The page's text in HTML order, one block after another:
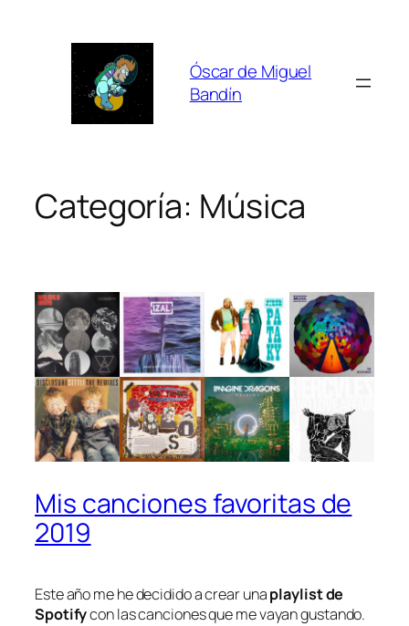
contenido
Óscar de Miguel
Bandín
Categoría: Música
Mis canciones favoritas de
2019
Este año me he decidido a crear unaplaylist de
Spotifycon las canciones que me vayan gustando.